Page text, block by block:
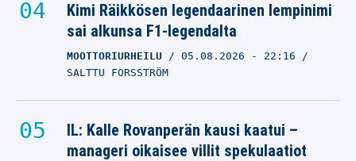
Kimi Räikkösen legendaarinen lempinimi
sai alkunsa F1-legendalta
MOOTTORIURHEILU 05.08.2026 - 22:16
SALTTU FORSSTRÖM
IL: Kalle Rovanperän kausi kaatui –
manageri oikaisee villit spekulaatiot